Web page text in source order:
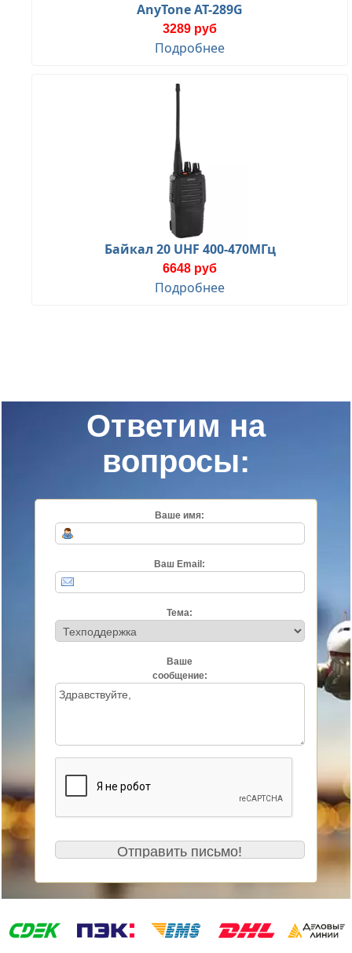
AnyTone AT-289G
3289 руб
Подробнее
Байкал 20 UHF 400-470МГц
6648 руб
Подробнее
Ответим на
вопросы:
Ваше имя:
Ваш Email:
Тема:
Ваше
сообщение: